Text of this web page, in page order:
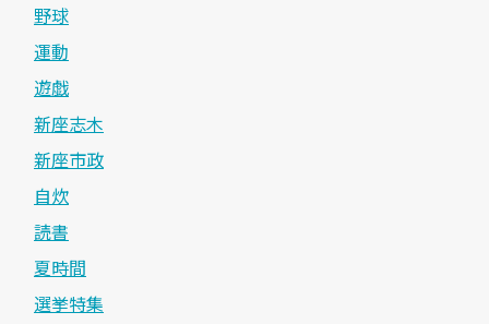
野球
運動
遊戯
新座志木
新座市政
自炊
読書
夏時間
選挙特集